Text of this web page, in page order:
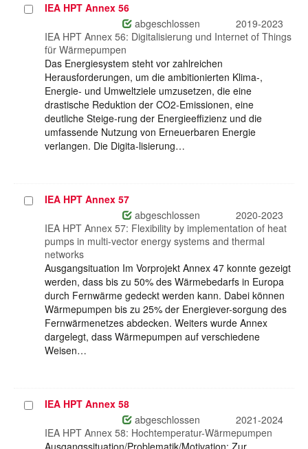
ProjektIEA HPT Annex 56
abgeschlossen
2019-2023
IEA HPT Annex 56: Digitalisierung und Internet of Things
für Wärmepumpen
Das Energiesystem steht vor zahlreichen
Herausforderungen, um die ambitionierten Klima-,
Energie- und Umweltziele umzusetzen, die eine
drastische Reduktion der CO2-Emissionen, eine
deutliche Steige-rung der Energieeffizienz und die
umfassende Nutzung von Erneuerbaren Energie
verlangen. Die Digita-lisierung…
ProjektIEA HPT Annex 57
abgeschlossen
2020-2023
IEA HPT Annex 57: Flexibility by implementation of heat
pumps in multi-vector energy systems and thermal
networks
Ausgangsituation Im Vorprojekt Annex 47 konnte gezeigt
werden, dass bis zu 50% des Wärmebedarfs in Europa
durch Fernwärme gedeckt werden kann. Dabei können
Wärmepumpen bis zu 25% der Energiever-sorgung des
Fernwärmenetzes abdecken. Weiters wurde Annex
dargelegt, dass Wärmepumpen auf verschiedene
Weisen…
ProjektIEA HPT Annex 58
abgeschlossen
2021-2024
IEA HPT Annex 58: Hochtemperatur-Wärmepumpen